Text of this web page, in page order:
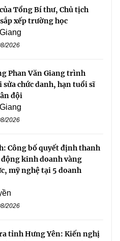
Tổng Bí thư, Chủ tịch
xếp trường học
2026
Phan Văn Giang trình
sửa chức danh, hạn tuổi sĩ
đội
2026
Công bố quyết định thanh
kinh doanh vàng
mỹ nghệ tại 5 doanh
2026
tỉnh Hưng Yên: Kiến nghị